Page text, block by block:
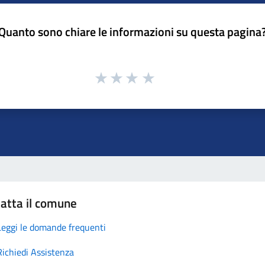
sono chiare le informazioni su questa
il comune
le domande frequenti
Assistenza